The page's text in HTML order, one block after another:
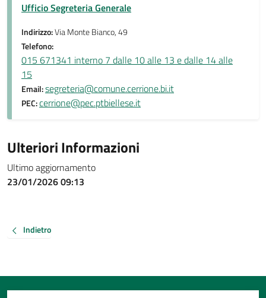
Ufficio Segreteria Generale
Indirizzo:Via Monte Bianco, 49
Telefono:
015 671341 interno 7 dalle 10 alle 13 e dalle 14 alle
15
Email:segreteria@comune.cerrione.bi.it
PEC:cerrione@pec.ptbiellese.it
Ulteriori Informazioni
Ultimo aggiornamento
23/01/2026 09:13
Indietro